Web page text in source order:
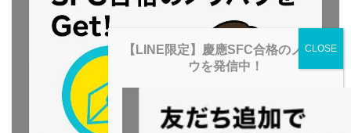
【LINE限定】慶應SFC合格のノウハ
ウを発信中！